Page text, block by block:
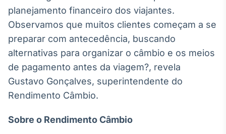
IA
Em breve
planejamento financeiro dos viajantes.
Observamos que muitos clientes começam a se
preparar com antecedência, buscando
alternativas para organizar o câmbio e os meios
de pagamento antes da viagem?, revela
Gustavo Gonçalves, superintendente do
Rendimento Câmbio.
Sobre o Rendimento Câmbio